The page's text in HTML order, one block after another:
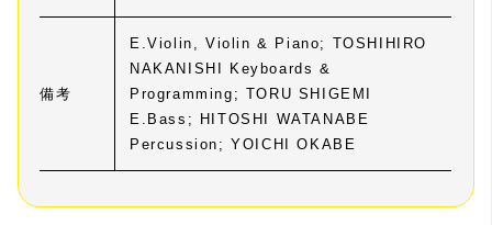
備考
E.Violin, Violin & Piano; TOSHIHIRO
NAKANISHI Keyboards &
Programming; TORU SHIGEMI
E.Bass; HITOSHI WATANABE
Percussion; YOICHI OKABE